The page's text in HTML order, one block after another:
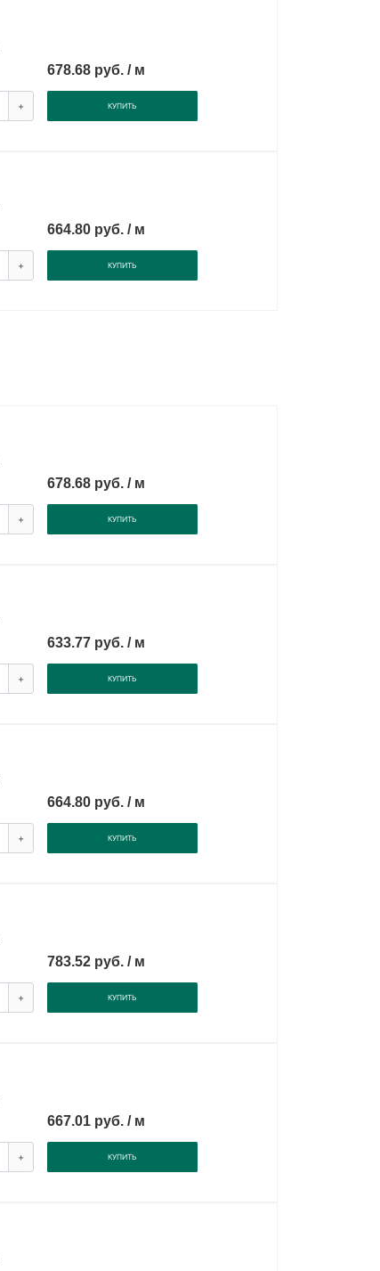
678.68 руб. / м
+ КУПИТЬ
664.80 руб. / м
+ КУПИТЬ
678.68 руб. / м
+ КУПИТЬ
633.77 руб. / м
+ КУПИТЬ
664.80 руб. / м
+ КУПИТЬ
783.52 руб. / м
+ КУПИТЬ
667.01 руб. / м
+ КУПИТЬ